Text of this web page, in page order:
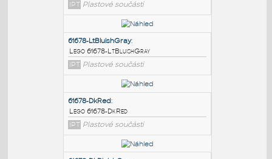
PODOBNÉ BLOKY
61678-DkBlue:
Lego 61678-DkBlue
IPT Plastové součásti
61678-LtBluishGray: